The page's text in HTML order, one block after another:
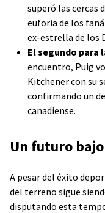
superó las cercas
euforia de los
ex-estrella de los
El segundo para
encuentro, Puig
Kitchener con su
confirmando un
canadiense.
​Un futuro
​A pesar del éxito
del terreno sigue
disputando esta